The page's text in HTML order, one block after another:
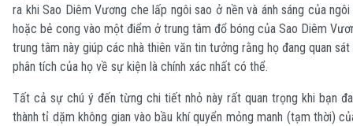
ra khi Sao Diêm Vương che lấp ngôi sao ở nền và ánh sáng của
hoặc bẻ cong vào một điểm ở trung tâm đổ bóng của Sao Diêm
trung tâm này giúp các nhà thiên văn tin tưởng rằng họ đang quan
phân tích của họ về sự kiện là chính xác nhất có thể.
Tất cả sự chú ý đến từng chi tiết nhỏ này rất quan trọng khi bạn
thành tỉ dặm không gian vào bầu khí quyển mỏng manh (tạm thời)